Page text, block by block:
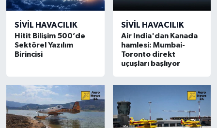
SIVIL HAVACILIK
Hitit Bilişim 500’de
Sektörel Yazılım
Birincisi
SIVIL HAVACILIK
Air India'dan Kanada
hamlesi: Mumbai-
Toronto direkt
uçuşları başlıyor